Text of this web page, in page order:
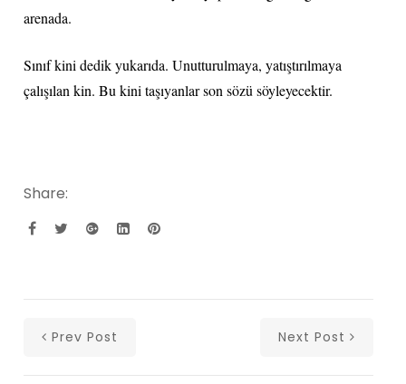
arenada.
Sınıf kini dedik yukarıda. Unutturulmaya, yatıştırılmaya
çalışılan kin. Bu kini taşıyanlar son sözü söyleyecektir.
Share:
Prev Post Next Post